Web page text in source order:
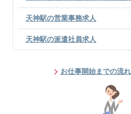
天神駅の営業事務求人
天神駅の派遣社員求人
お仕事開始までの流